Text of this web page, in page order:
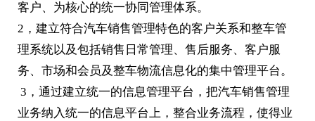
客户、为核心的统一协同管理体系。
2，建立符合汽车销售管理特色的客户关系和整车管
理系统以及包括销售日常管理、售后服务、客户服
务、市场和会员及整车物流信息化的集中管理平台。
3，通过建立统一的信息管理平台，把汽车销售管理
业务纳入统一的信息平台上，整合业务流程，使得业